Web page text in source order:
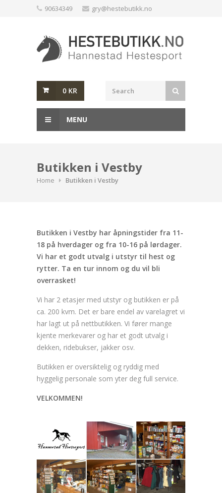
90634349 gry@hestebutikk.no
0 KR
MENU
Butikken i Vestby
Home Butikken i Vestby
Butikken i Vestby har åpningstider fra 11-
18 på hverdager og fra 10-16 på lørdager.
Vi har et godt utvalg i utstyr til hest og
rytter. Ta en tur innom og du vil bli
overrasket!
Vi har 2 etasjer med utstyr og butikken er på
ca. 200 kvm. Det er bare endel av varelagret vi
har lagt ut på nettbutikken. Vi fører mange
kjente merkevarer og har et godt utvalg i
dekken, ridebukser, jakker osv.
Butikken er oversiktelig og ryddig med
hyggelig personale som yter deg full service.
VELKOMMEN!